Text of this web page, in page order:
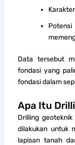
Data tersebut
fondasi yang
fondasi dalam
Apa Itu
Drilling
dilakukan untuk
lapisan tanah